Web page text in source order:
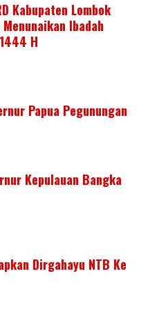
Kabupaten Lombok
Ibadah
H
Papua Pegunungan
Kepulauan Bangka
Dirgahayu NTB Ke